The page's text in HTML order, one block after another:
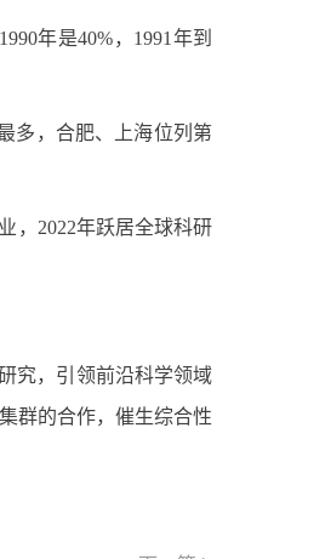
年是40%，1991年到
多，合肥、上海位列第
，2022年跃居全球科研
究，引领前沿科学领域
群的合作，催生综合性